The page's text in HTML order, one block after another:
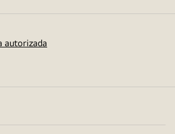
autorizada